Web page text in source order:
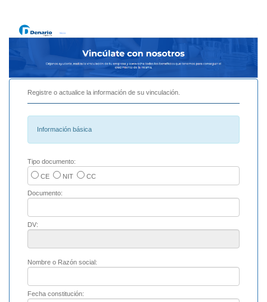
Registre o actualice la información de su vinculación.
Información básica
Tipo documento:
CE NIT CC
Documento:
DV:
Nombre o Razón social:
Fecha constitución: